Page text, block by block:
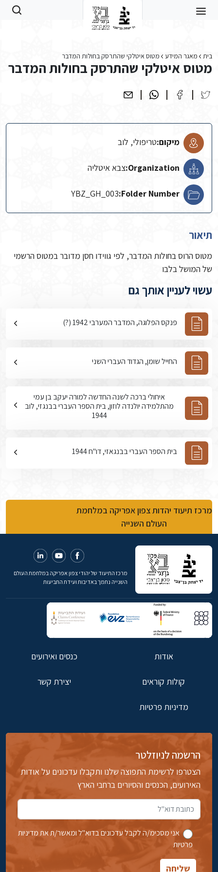
בית מאגר המידע מטוס איטלקי שהתרסק בחולות המדבר
מטוס איטלקי שהתרסק בחולות המדבר
מיקום:טריפולי, לוב
Organization: צבא איטליה
Folder Number:
YBZ_GH_003
תיאור
מטוס הרוס בחולות המדבר, לפי גווידו חסן מדובר במטוס הרשמי
של המושל בלבו
עשוי לעניין אותך גם
פנקס הפלוגה, המדבר המערבי 1942 (?)
החייל שומן, הגדוד העברי השני
איחולי ברכה לשנה החדשה למורה יעקב בן עמי
מהתלמידה יולנדה לוזון, בית הספר העברי בבנגזי, לוב
1944
בית הספר העברי בבנגאזי, דו"ח 1944
מרכז תיעוד יהדות צפון אפריקה במלחמת
העולם השנייה
מרכז התיעוד של יהודי צפון אפריקה במלחמת העולם
השנייה נתמך באדיבות ועידת התביעות
אודות כנסים ואירועים
קולות קוראים יצירת קשר
מדיניות פרטיות
הרשמה לניוזלטר
הצטרפו לרשימת התפוצה שלנו ותקבלו עדכונים על אודות
האירועים, הכנסים והסיורים ברחבי הארץ
אני מסכימ/ה לקבל עדכונים בדוא''ל ומאשר/ת את מדיניות
פרטיות